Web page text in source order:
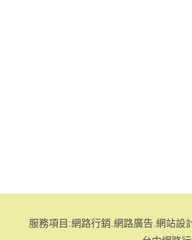
服務項目:網路行銷.網路廣告.網站設